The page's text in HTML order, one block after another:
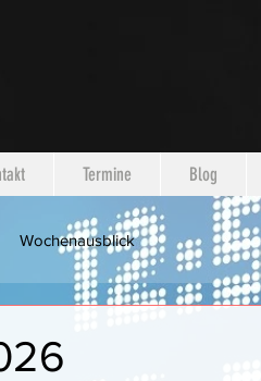
Termine Blog
Wochenausblick